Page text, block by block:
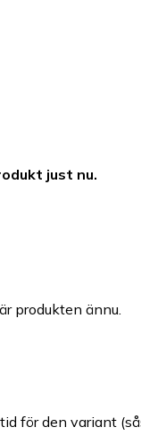
just nu.
produkten ännu.
för den variant